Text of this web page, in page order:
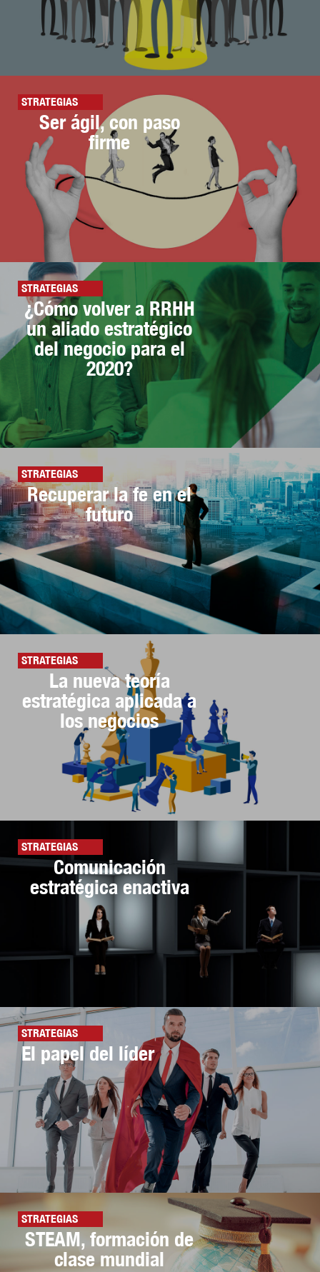
STRATEGIAS
Ser ágil, con paso
firme
STRATEGIAS
¿Cómo volver a RRHH
un aliado estratégico
del negocio para el
2020?
STRATEGIAS
Recuperar la fe en el
futuro
STRATEGIAS
La nueva teoría
estratégica aplicada a
los negocios
STRATEGIAS
Comunicación
estratégica enactiva
STRATEGIAS
El papel del líder
STRATEGIAS
STEAM, formación de
clase mundial